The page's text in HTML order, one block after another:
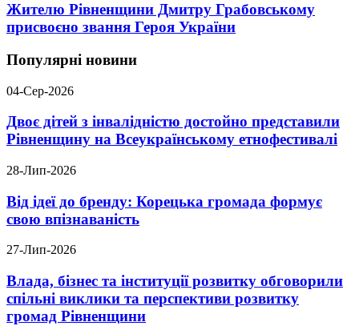
Жителю Рівненщини Дмитру Грабовському
присвоєно звання Героя України
Популярні новини
04-Сер-2026
Двоє дітей з інвалідністю достойно представили
Рівненщину на Всеукраїнському етнофестивалі
28-Лип-2026
Від ідеї до бренду: Корецька громада формує
свою впізнаваність
27-Лип-2026
Влада, бізнес та інституції розвитку обговорили
спільні виклики та перспективи розвитку
громад Рівненщини